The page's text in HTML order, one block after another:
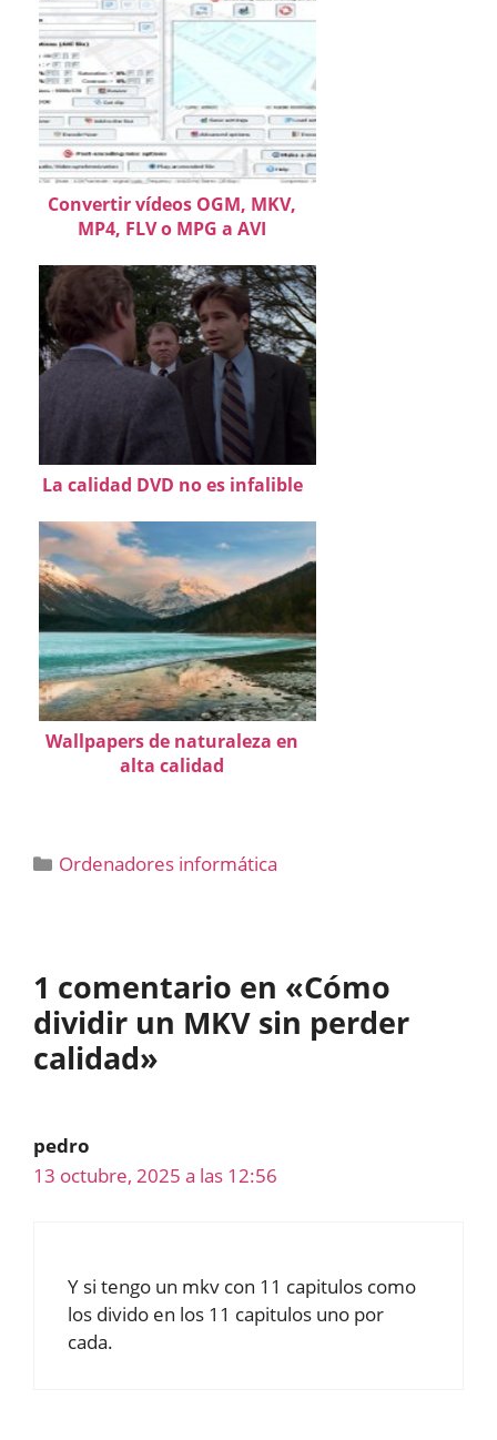
Convertir vídeos OGM, MKV,
MP4, FLV o MPG a AVI
La calidad DVD no es infalible
Wallpapers de naturaleza en
alta calidad
Categorías
Ordenadores informática
1 comentario en «Cómo
dividir un MKV sin perder
calidad»
pedro
13 octubre, 2025 a las 12:56
Y si tengo un mkv con 11 capitulos como
los divido en los 11 capitulos uno por
cada.